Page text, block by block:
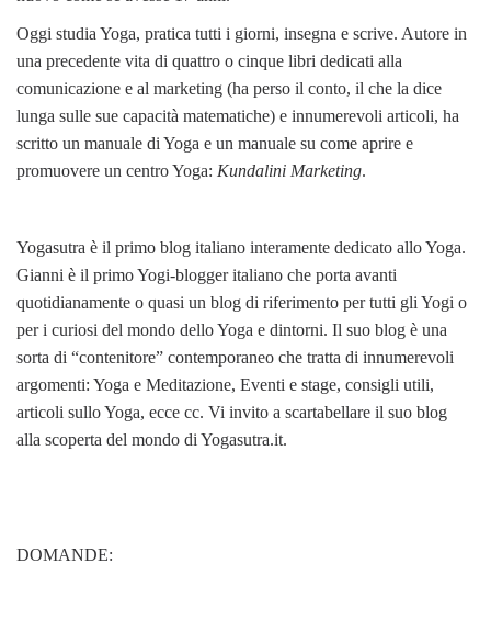
Oggi studia Yoga, pratica tutti i giorni, insegna e scrive. Autore in
una precedente vita di quattro o cinque libri dedicati alla
comunicazione e al marketing (ha perso il conto, il che la dice
lunga sulle sue capacità matematiche) e innumerevoli articoli, ha
scritto un manuale di Yoga e un manuale su come aprire e
promuovere un centro Yoga: Kundalini Marketing.
Yogasutra è il primo blog italiano interamente dedicato allo Yoga.
Gianni è il primo Yogi-blogger italiano che porta avanti
quotidianamente o quasi un blog di riferimento per tutti gli Yogi o
per i curiosi del mondo dello Yoga e dintorni. Il suo blog è una
sorta di “contenitore” contemporaneo che tratta di innumerevoli
argomenti: Yoga e Meditazione, Eventi e stage, consigli utili,
articoli sullo Yoga, ecce cc. Vi invito a scartabellare il suo blog
alla scoperta del mondo di Yogasutra.it.
DOMANDE: